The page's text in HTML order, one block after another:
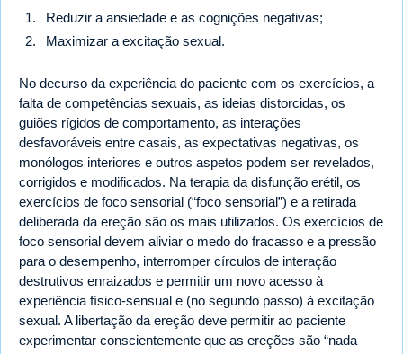
Reduzir a ansiedade e as cognições negativas;
Maximizar a excitação sexual.
No decurso da experiência do paciente com os exercícios, a
falta de competências sexuais, as ideias distorcidas, os
guiões rígidos de comportamento, as interações
desfavoráveis entre casais, as expectativas negativas, os
monólogos interiores e outros aspetos podem ser revelados,
corrigidos e modificados. Na terapia da disfunção erétil, os
exercícios de foco sensorial (“foco sensorial”) e a retirada
deliberada da ereção são os mais utilizados. Os exercícios de
foco sensorial devem aliviar o medo do fracasso e a pressão
para o desempenho, interromper círculos de interação
destrutivos enraizados e permitir um novo acesso à
experiência físico-sensual e (no segundo passo) à excitação
sexual. A libertação da ereção deve permitir ao paciente
experimentar conscientemente que as ereções são “nada